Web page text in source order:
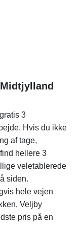
3
Hvis du ikke
af tage,
hellere 3
veletablerede
siden.
hele vejen
Veljby
pris på en